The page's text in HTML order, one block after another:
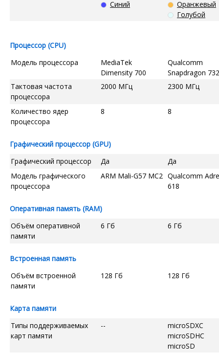
Синий
Оранжевый
Голубой
Процессор (CPU)
Модель процессора
MediaTek
Dimensity 700
Qualcomm
Snapdragon
Тактовая частота
процессора
2000 МГц 2300 МГц
Количество ядер
процессора
8 8
Графический процессор (GPU)
Графический процессор
Да
Да
Модель графического
процессора
ARM Mali-G57 MC2 Qualcomm
618
Оперативная память (RAM)
Объём оперативной
памяти
6 Гб 6 Гб
Встроенная память
Объём встроенной
памяти
128 Гб 128 Гб
Карта памяти
Типы поддерживаемых
карт памяти
--
microSDXC
microSDHC
microSD